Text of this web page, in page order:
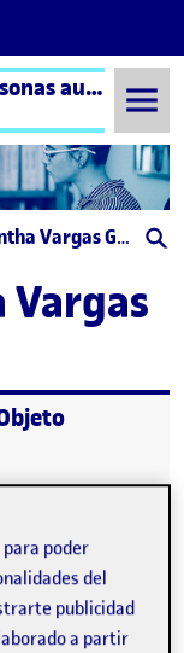
Diseño centrado en las personas aula 2
González
Vargas
poder
del
publicidad
a partir